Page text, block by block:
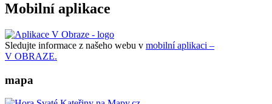
Mobilní aplikace
Sledujte informace z našeho webu v mobilní aplikaci –
V OBRAZE.
mapa